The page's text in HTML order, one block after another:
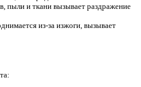
пыли и ткани вызывает раздражение
из-за изжоги, вызывает